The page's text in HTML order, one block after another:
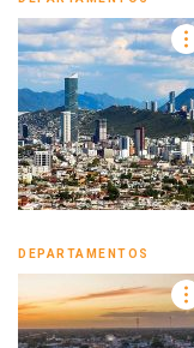
DEPARTAMENTOS